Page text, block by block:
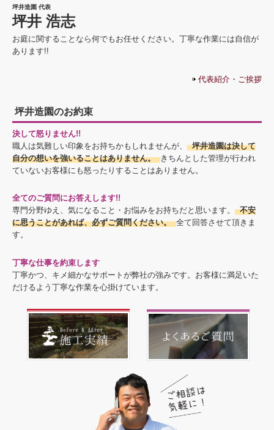
坪井造園 代表
坪井 浩志
お庭に関することなら何でもお任せください。丁寧な作業には自信が
あります!!
代表紹介・ご挨拶
坪井造園のお約束
決して怒りません!!
職人は気難しい印象をお持ちかもしれませんが、
坪井造園は決して
自分の想いを強いることはありません。 きちんとした管理が行われ
ていないお客様にも怒ったりすることはありません。
全てのご質問にお答えします!!
専門分野ゆえ、気になること・お悩みをお持ちだと思います。
不安
に思うことがあれば、必ずご質問ください。 全て回答させて頂きま
す。
丁寧な仕事を約束します
丁寧かつ、キメ細かなサポートが弊社の強みです。お客様に満足いた
だけるよう丁寧な作業を心掛けています。